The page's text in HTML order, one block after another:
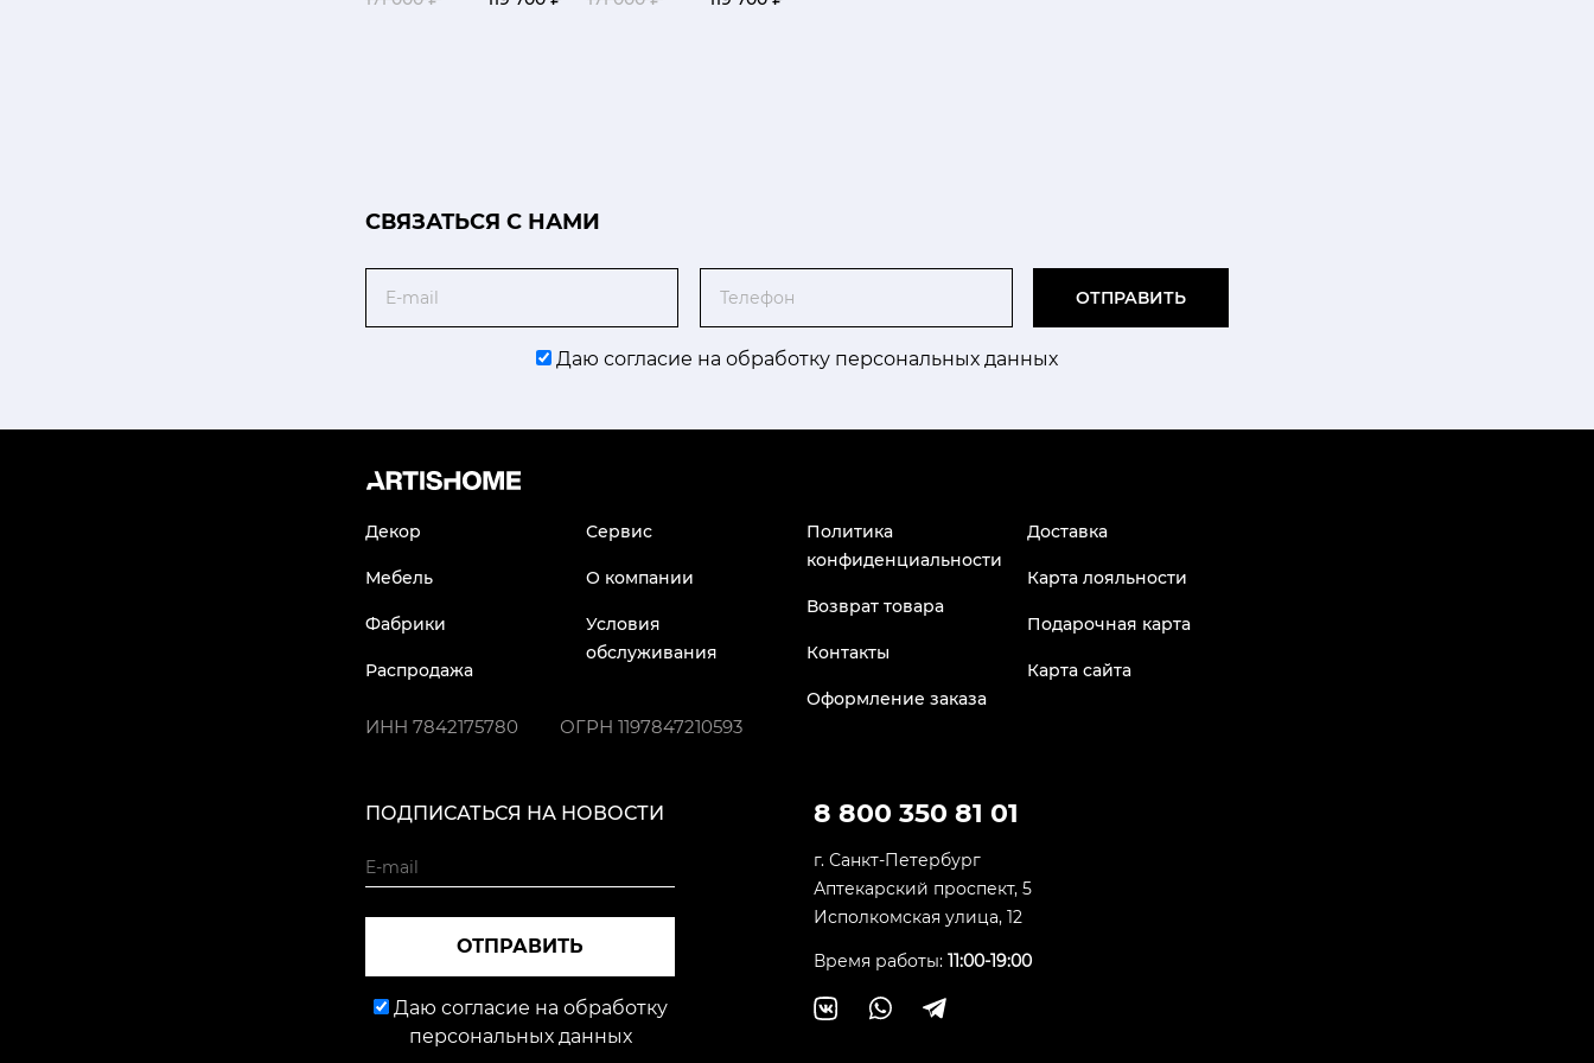
CВЯЗАТЬСЯ С НАМИ
ОТПРАВИТЬ
Даю согласие на обработку персональных данных
Декор
Мебель
Фабрики
Распродажа
Сервис
О компании
Условия
обслуживания
Политика
конфиденциальности
Возврат товара
Контакты
Оформление заказа
Доставка
Карта лояльности
Подарочная карта
Карта сайта
ИНН 7842175780 ОГРН 1197847210593
8 800 350 81 01
г. Санкт-Петербург
Аптекарский проспект, 5
Исполкомская улица, 12
Время работы: 11:00-19:00
ПОДПИСАТЬСЯ НА НОВОСТИ
ОТПРАВИТЬ
Даю согласие на обработку
персональных данных